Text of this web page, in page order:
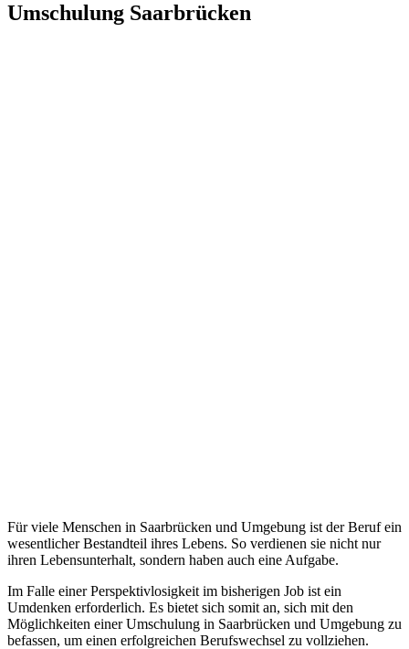
Umschulung Saarbrücken
Für viele Menschen in Saarbrücken und Umgebung ist der Beruf ein
wesentlicher Bestandteil ihres Lebens. So verdienen sie nicht nur
ihren Lebensunterhalt, sondern haben auch eine Aufgabe.
Im Falle einer Perspektivlosigkeit im bisherigen Job ist ein
Umdenken erforderlich. Es bietet sich somit an, sich mit den
Möglichkeiten einer Umschulung in Saarbrücken und Umgebung zu
befassen, um einen erfolgreichen Berufswechsel zu vollziehen.